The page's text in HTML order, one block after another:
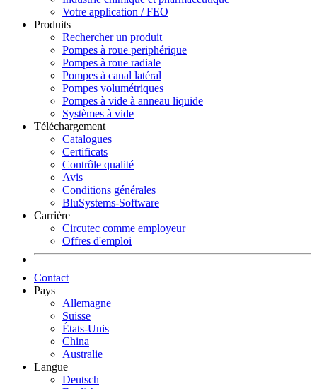
Votre application / FEO
Produits
Rechercher un produit
Pompes à roue periphérique
Pompes à roue radiale
Pompes à canal latéral
Pompes volumétriques
Pompes à vide à anneau liquide
Systèmes à vide
Téléchargement
Catalogues
Certificats
Contrôle qualité
Avis
Conditions générales
BluSystems-Software
Carrière
Circutec comme employeur
Offres d'emploi
Contact
Pays
Allemagne
Suisse
États-Unis
China
Australie
Langue
Deutsch